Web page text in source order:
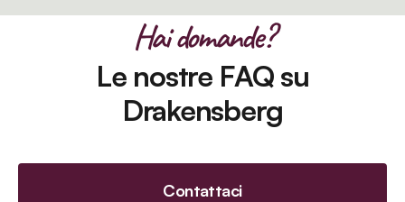
Hai domande?
Le nostre FAQ su
Drakensberg
Contattaci